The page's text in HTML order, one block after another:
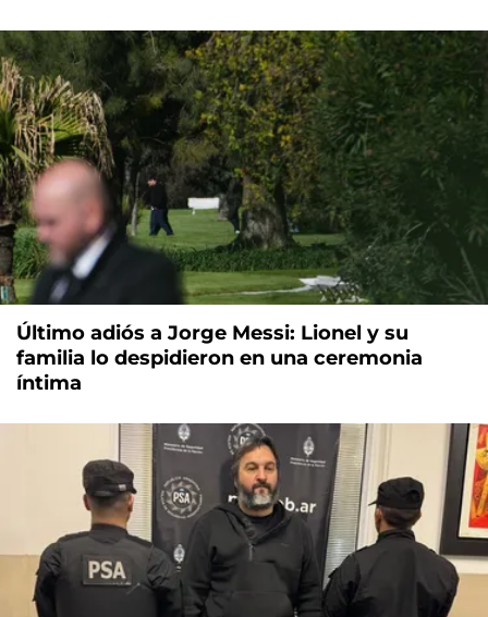
Último adiós a Jorge Messi: Lionel y su
familia lo despidieron en una ceremonia
íntima